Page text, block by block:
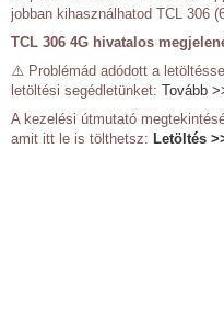
jobban kihasználhatod TCL 306
TCL 306 4G hivatalos
⚠️ Problémád adódott a
letöltési segédletünket: Tovább
A kezelési útmutató
amit itt le is tölthetsz: Letöltés